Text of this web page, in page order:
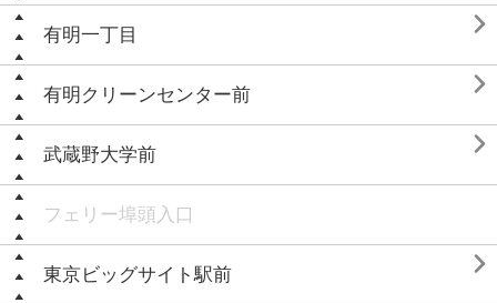
有明一丁目 
有明クリーンセンター前 
武蔵野大学前 
フェリー埠頭入口
東京ビッグサイト駅前 